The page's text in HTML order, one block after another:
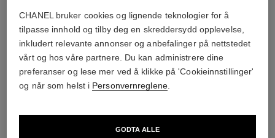
CHANEL bruker cookies og lignende teknologier for å
tilpasse innhold og tilby deg en skreddersydd opplevelse,
inkludert relevante annonser og anbefalinger på nettstedet
vårt og hos våre partnere. Du kan administrere dine
preferanser og lese mer ved å klikke på 'Cookieinnstillinger'
og når som helst i Personvernreglene.
GODTA ALLE